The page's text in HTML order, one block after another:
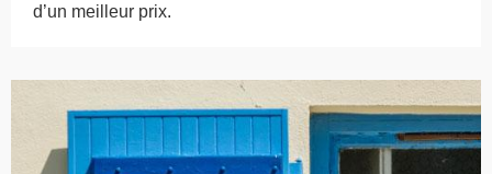
d’un meilleur prix.